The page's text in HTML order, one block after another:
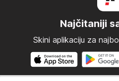
Najčitaniji
Skini aplikaciju za